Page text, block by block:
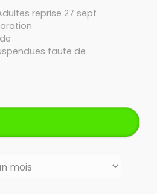
reprise 27 sept
faute de